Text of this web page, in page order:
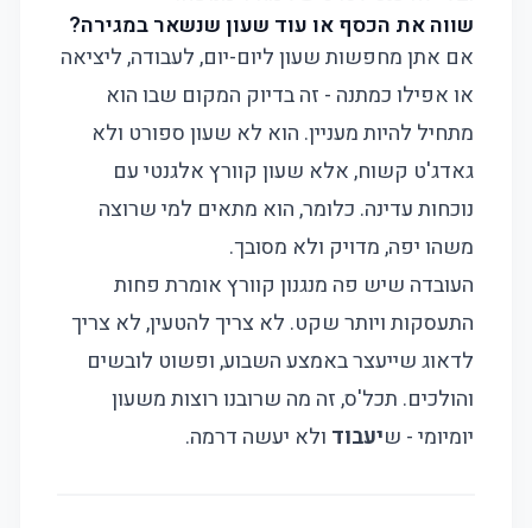
שווה את הכסף או עוד שעון שנשאר במגירה?
אם אתן מחפשות שעון ליום-יום, לעבודה, ליציאה
או אפילו כמתנה - זה בדיוק המקום שבו הוא
מתחיל להיות מעניין. הוא לא שעון ספורט ולא
גאדג'ט קשוח, אלא שעון קוורץ אלגנטי עם
נוכחות עדינה. כלומר, הוא מתאים למי שרוצה
משהו יפה, מדויק ולא מסובך.
העובדה שיש פה מנגנון קוורץ אומרת פחות
התעסקות ויותר שקט. לא צריך להטעין, לא צריך
לדאוג שייעצר באמצע השבוע, ופשוט לובשים
והולכים. תכל'ס, זה מה שרובנו רוצות משעון
יומיומי - שיעבוד ולא יעשה דרמה.